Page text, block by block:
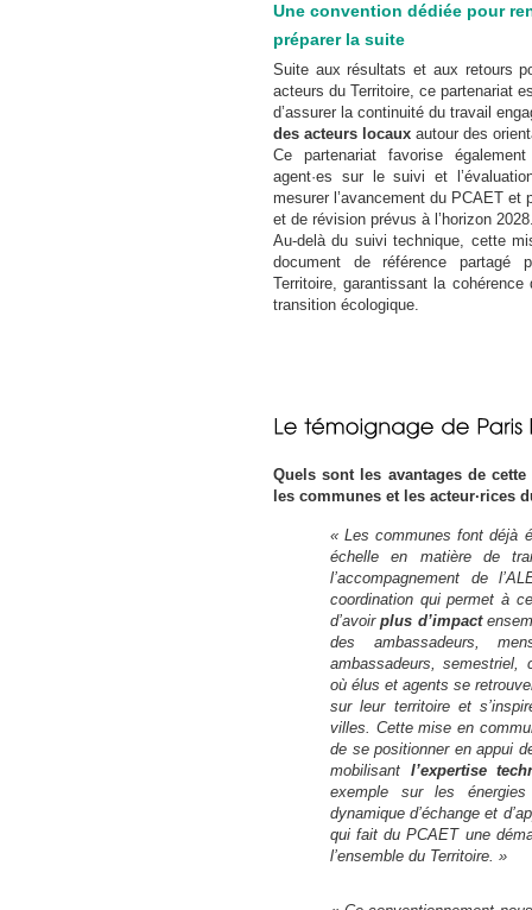
Une convention dédiée pour
préparer la suite
Suite aux résultats et aux retours
acteurs du Territoire, ce partenariat
d’assurer la continuité du travail
des acteurs locaux autour des
Ce partenariat favorise
agent·es sur le suivi et
mesurer l’avancement du PCAET et
et de révision prévus à l’horizon
Au-delà du suivi technique, cette
document de référence partagé
Territoire, garantissant la
transition écologique.
Quels sont les avantages de
les communes et les acteur·rices
« Les communes font déjà
échelle en matière de
l’accompagnement de
coordination qui permet à
d’avoirplus d’impact
des ambassadeurs,
ambassadeurs, semestriel,
où élus et agents se
sur leur territoire et
villes. Cette mise en
de se positionner en appui
mobilisant l’expertise
exemple sur les énergies
dynamique d’échange et
qui fait du PCAET une
l’ensemble du Territoire. »